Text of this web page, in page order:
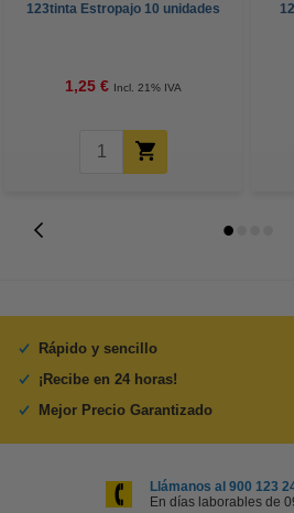
123tinta Estropajo 10 unidades
1,25 € Incl. 21% IVA
Rápido y sencillo
¡Recibe en 24 horas!
Mejor Precio Garantizado
Llámanos al 900 123
En días laborables de